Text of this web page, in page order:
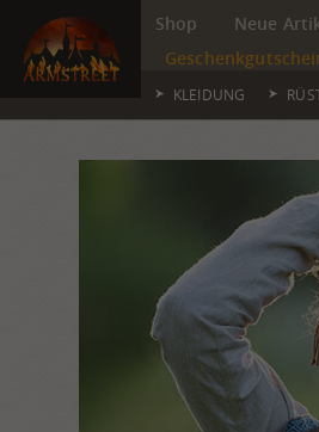
Shop Neue
KLEIDUNG